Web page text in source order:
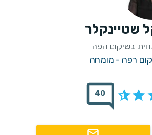
שטיינקלר
בשיקום הפה
הפה - מומחה
40